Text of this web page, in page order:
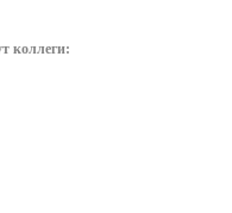
коллеги: